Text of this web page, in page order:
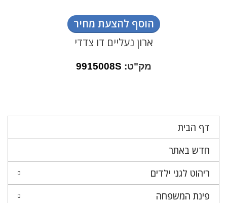
דף הבית
חדש באתר
ריהוט לגני ילדים
פינת המשפחה
הוסף להצעת מחיר
ארון נעליים דו צדדי
מק"ט: 9915008S